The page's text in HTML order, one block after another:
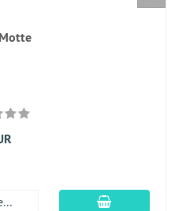
aggiungi al